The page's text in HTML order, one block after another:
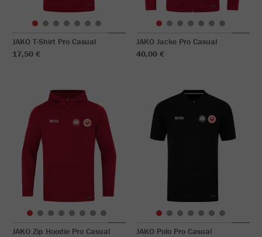
JAKO T-Shirt Pro Casual
17,50 €
JAKO Jacke Pro Casual
40,00 €
JAKO Zip Hoodie Pro Casual JAKO Polo Pro Casual